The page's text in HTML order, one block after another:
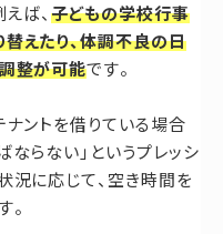
ば、子どもの学校行事
えたり、体調不良の日
整が可能です。
ナントを借りている場合
らない」というプレッシ
況に応じて、空き時間を
。